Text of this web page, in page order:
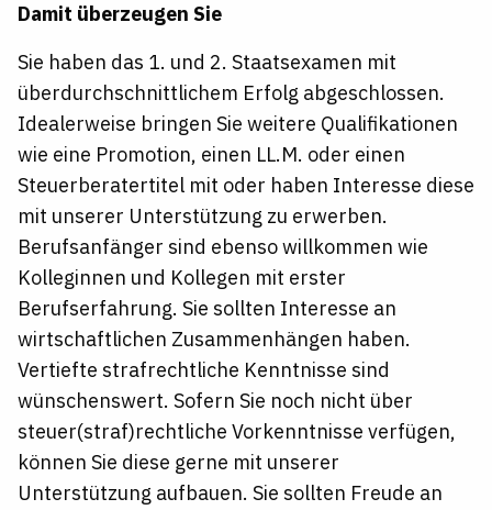
Damit überzeugen Sie
Sie haben das 1. und 2. Staatsexamen mit
überdurchschnittlichem Erfolg abgeschlossen.
Idealerweise bringen Sie weitere Qualifikationen
wie eine Promotion, einen LL.M. oder einen
Steuerberatertitel mit oder haben Interesse diese
mit unserer Unterstützung zu erwerben.
Berufsanfänger sind ebenso willkommen wie
Kolleginnen und Kollegen mit erster
Berufserfahrung. Sie sollten Interesse an
wirtschaftlichen Zusammenhängen haben.
Vertiefte strafrechtliche Kenntnisse sind
wünschenswert. Sofern Sie noch nicht über
steuer(straf)rechtliche Vorkenntnisse verfügen,
können Sie diese gerne mit unserer
Unterstützung aufbauen. Sie sollten Freude an